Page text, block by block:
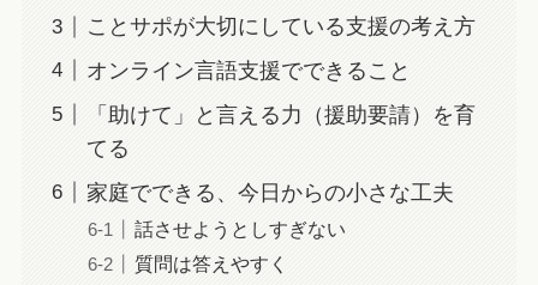
ことサポが大切にしている支援の考え方
オンライン言語支援でできること
「助けて」と言える力（援助要請）を育
てる
家庭でできる、今日からの小さな工夫
話させようとしすぎない
質問は答えやすく